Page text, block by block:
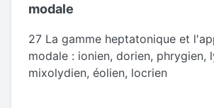
modale
27 La gamme heptatonique et
modale : ionien, dorien, phrygien,
mixolydien, éolien, locrien